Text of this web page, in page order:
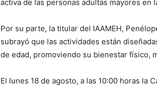
activa de las personas adultas mayores
Por su parte, la titular del IAAMEH,
subrayó que las actividades están
de edad, promoviendo su bienestar físico,
El lunes 18 de agosto, a las 10:00 horas la